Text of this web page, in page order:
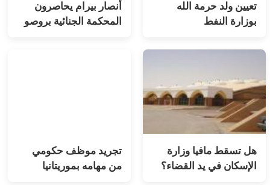
تعيين ولد حرمة الله
بوزارة النفط
أنصار بيرام يحاصرون
المحكمة الجنائية بروصو
هل تسقط مافيا وزارة
الإسكان في يد القضاء؟
تجريد موظف حكومي
من مهامه بموريتانيا